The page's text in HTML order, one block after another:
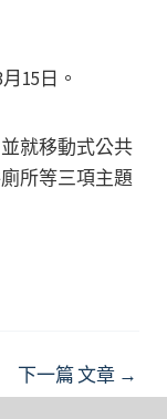
15日。
就移動式公共
所等三項主題
下一篇 文章 →